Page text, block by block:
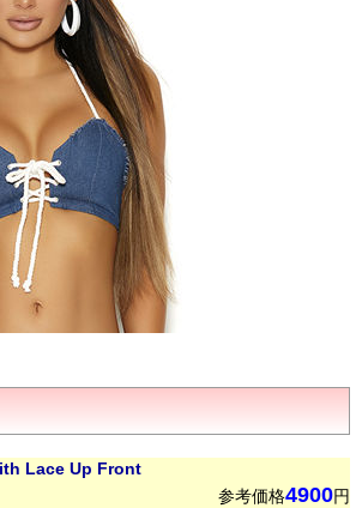
Lace Up Front
参考価格4900円